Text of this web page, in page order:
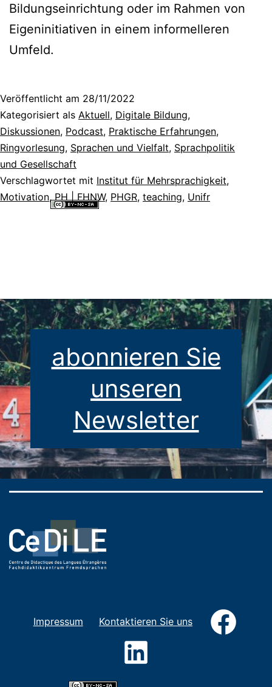
Bildungseinrichtung oder im Rahmen von
Eigeninitiativen in einem informelleren
Umfeld.
Veröffentlicht am 28/11/2022
Kategorisiert als Aktuell, Digitale Bildung,
Diskussionen, Podcast, Praktische Erfahrungen,
Ringvorlesung, Sprachen und Vielfalt, Sprachpolitik
und Gesellschaft
Verschlagwortet mit Institut für Mehrsprachigkeit,
Motivation, PH | FHNW, PHGR, teaching, Unifr
abonnieren Sie
unseren
Newsletter
Impressum Kontaktieren Sie uns